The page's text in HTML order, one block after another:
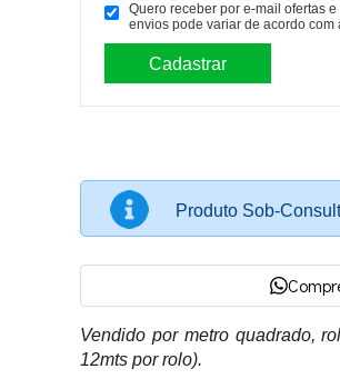
Quero receber por e-mail ofertas
envios pode variar de acordo com
Produto Sob-
Vendido por metro quadrado,
12mts por rolo).